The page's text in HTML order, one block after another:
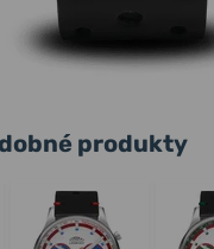
produkty